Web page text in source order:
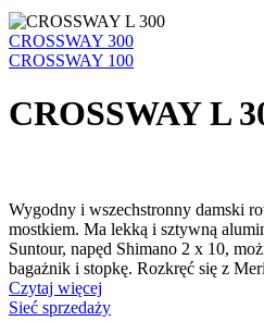
CROSSWAY 300
CROSSWAY 100
CROSSWAY L
Wygodny i wszechstronny damski
mostkiem. Ma lekką i sztywną
Suntour, napęd Shimano 2 x 10,
bagażnik i stopkę. Rozkręć się z
Czytaj więcej
Sieć sprzedaży